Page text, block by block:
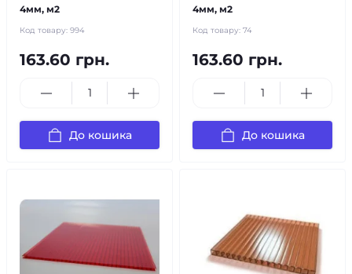
4мм, м2
Код товару: 994
163.60 грн.
До кошика
4мм, м2
Код товару: 74
163.60 грн.
До кошика